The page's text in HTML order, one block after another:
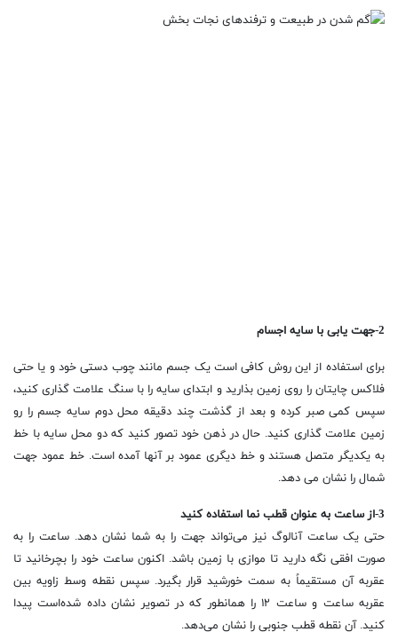
2-جهت یابی با سایه اجسام
برای استفاده از این روش کافی است یک جسم مانند چوب دستی خود و یا حتی
فلاکس چایتان را روی زمین بذارید و ابتدای سایه را با سنگ علامت گذاری کنید،
سپس کمی صبر کرده و بعد از گذشت چند دقیقه محل دوم سایه جسم را رو
زمین علامت گذاری کنید. حال در ذهن خود تصور کنید که دو محل سایه با خط
به یکدیگر متصل هستند و خط دیگری عمود بر آنها آمده است. خط عمود جهت
شمال را نشان می دهد.
3-از ساعت به عنوان قطب نما استفاده کنید
حتی یک ساعت آنالوگ نیز می‌تواند جهت را به شما نشان دهد. ساعت را به
صورت افقی نگه دارید تا موازی با زمین باشد. اکنون ساعت خود را بچرخانید تا
عقربه آن مستقیماً به سمت خورشید قرار بگیرد. سپس نقطه وسط زاویه بین
عقربه ساعت و ساعت ۱۲ را همانطور که در تصویر نشان داده شده‌است پیدا
کنید. آن نقطه قطب جنوبی را نشان می‌دهد.